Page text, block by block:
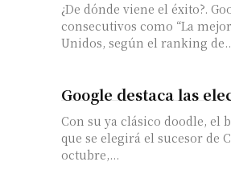
¿De dónde viene el éxito?.
consecutivos como “La
Unidos, según el ranking
Google destaca las
Con su ya clásico doodle, el
que se elegirá el sucesor de Cristina
octubre,...